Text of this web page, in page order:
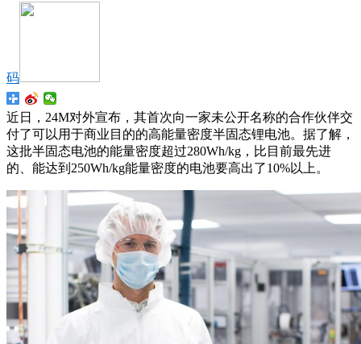
码
近日，24M对外宣布，其首次向一家未公开名称的合作伙伴交
付了可以用于商业目的的高能量密度半固态锂电池。据了解，
这批半固态电池的能量密度超过280Wh/kg，比目前最先进
的、能达到250Wh/kg能量密度的电池要高出了10%以上。